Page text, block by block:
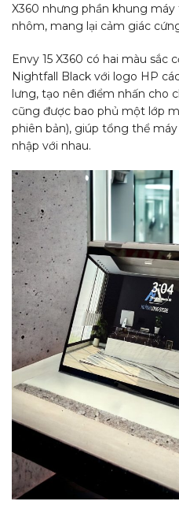
X360 nhưng phần khung
nhôm, mang lại cảm giác
Envy 15 X360 có hai màu sắc
Nightfall Black với logo HP
lưng, tạo nên điểm nhấn cho
cũng được bao phủ một lớp
phiên bản), giúp tổng thể
nhập với nhau.